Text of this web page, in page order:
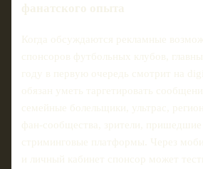
фанатского опыта
Когда обсуждаются рекламные
спонсоров футбольных клубов,
году в первую очередь смотрит на
обязан уметь таргетировать
семейные болельщики, ультрас,
фан‑сообщества, зрители, пришедшие
стриминговые платформы. Через
и личный кабинет спонсор может